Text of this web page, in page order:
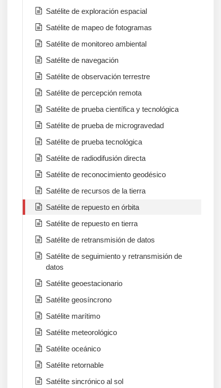
Satélite de exploración espacial
Satélite de mapeo de fotogramas
Satélite de monitoreo ambiental
Satélite de navegación
Satélite de observación terrestre
Satélite de percepción remota
Satélite de prueba científica y tecnológica
Satélite de prueba de microgravedad
Satélite de prueba tecnológica
Satélite de radiodifusión directa
Satélite de reconocimiento geodésico
Satélite de recursos de la tierra
Satélite de repuesto en órbita
Satélite de repuesto en tierra
Satélite de retransmisión de datos
Satélite de seguimiento y retransmisión de
datos
Satélite geoestacionario
Satélite geosíncrono
Satélite marítimo
Satélite meteorológico
Satélite oceánico
Satélite retornable
Satélite sincrónico al sol